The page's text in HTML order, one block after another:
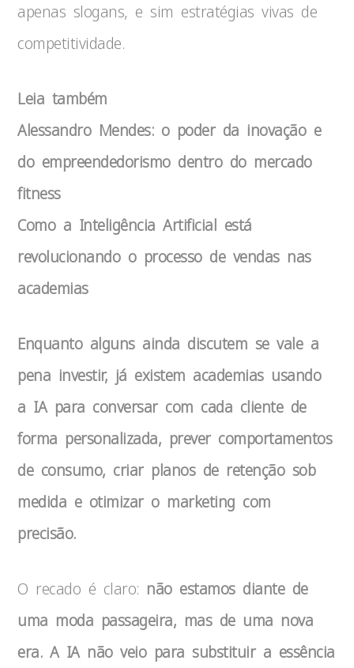
apenas slogans, e sim estratégias vivas de
competitividade.
Leia também
Alessandro Mendes: o poder da inovação e
do empreendedorismo dentro do mercado
fitness
Como a Inteligência Artificial está
revolucionando o processo de vendas nas
academias
Enquanto alguns ainda discutem se vale a
pena investir, já existem academias usando
a IA para conversar com cada cliente de
forma personalizada, prever comportamentos
de consumo, criar planos de retenção sob
medida e otimizar o marketing com
precisão.
O recado é claro: não estamos diante de
uma moda passageira, mas de uma nova
era. A IA não veio para substituir a essência